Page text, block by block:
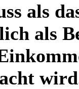
als
als